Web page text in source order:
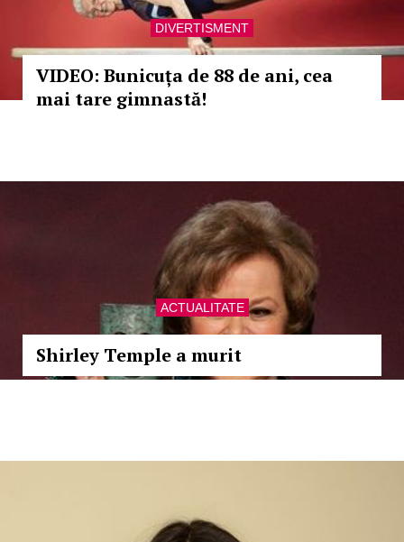
DIVERTISMENT
VIDEO: Bunicuța de 88 de ani, cea
mai tare gimnastă!
ACTUALITATE
Shirley Temple a murit